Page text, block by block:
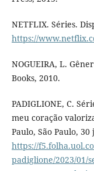
NETFLIX. Séries.
https://
NOGUEIRA, L.
Books, 2010.
PADIGLIONE, C.
meu coração
Paulo, São Paulo,
https://
padiglione/2023/01/